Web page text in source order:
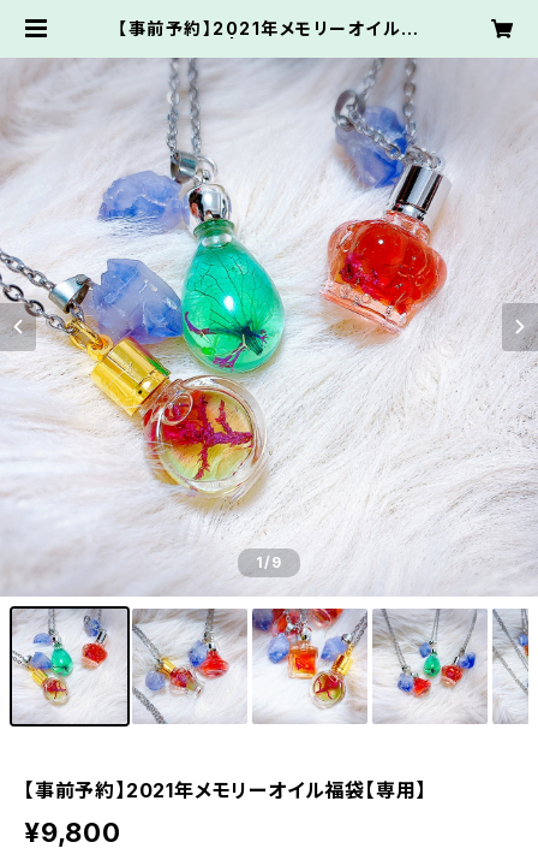
【事前予約】2021年メモリーオイル福
1/9
【事前予約】2021年メモリーオイル福袋【専用】
¥9,800